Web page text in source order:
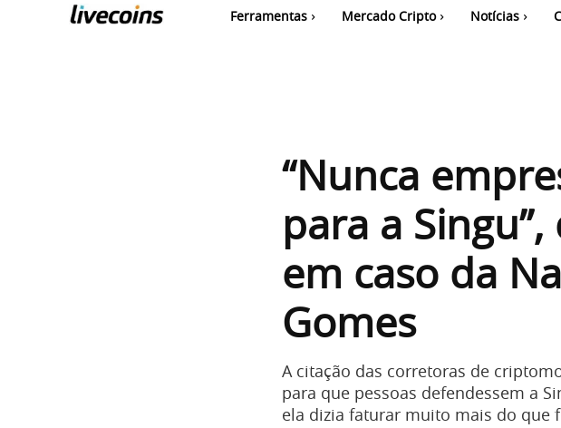
Ferramentas Mercado Cripto Notícias
“Nunca
para a
em caso da
Gomes
A citação das corretoras de
para que pessoas defendessem a
ela dizia faturar muito mais do que